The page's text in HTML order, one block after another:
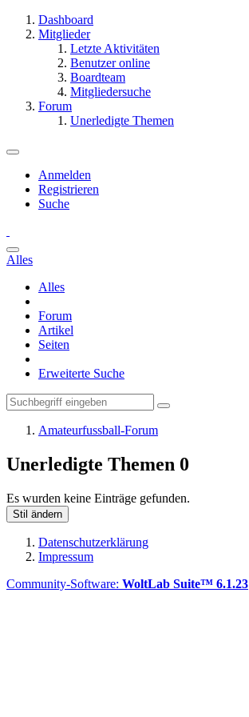
Dashboard
Mitglieder
Letzte Aktivitäten
Benutzer online
Boardteam
Mitgliedersuche
Forum
Unerledigte Themen
Anmelden
Registrieren
Suche
Alles
Alles
Forum
Artikel
Seiten
Erweiterte Suche
Amateurfussball-Forum
Unerledigte Themen 0
Es wurden keine Einträge gefunden.
Stil ändern
Datenschutzerklärung
Impressum
Community-Software: WoltLab Suite™ 6.1.23